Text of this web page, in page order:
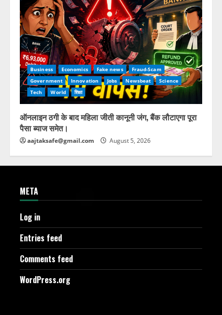
Business Economics Fake news
Fraud-Scam
Government
Innovation Jobs Newsbeat
Science
Tech
World शिक्षा
ऑनलाइन ठगी के बाद महिला जीती कानूनी जंग, बैंक लौटाएगा पूरा
पैसा ब्याज समेत।
aajtaksafe@gmail.com August 5, 2026
META
Log in
Entries feed
Comments feed
WordPress.org